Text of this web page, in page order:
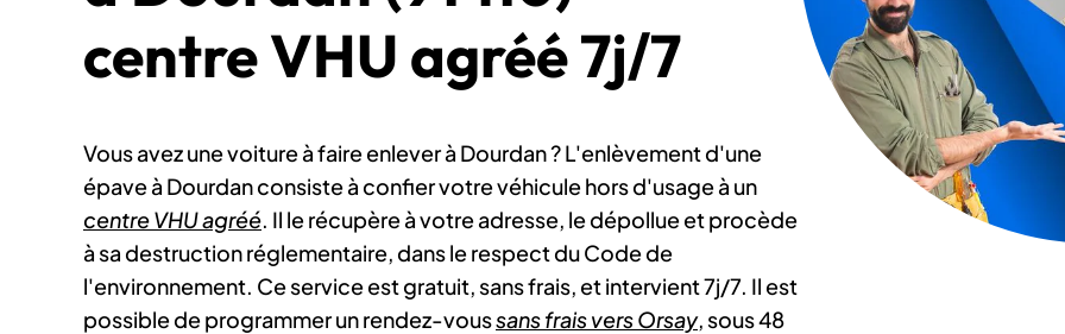
centre VHU agréé 7j/7
Vous avez une voiture à faire enlever à Dourdan ? L'enlèvement d'une
épave à Dourdan consiste à confier votre véhicule hors d'usage à un
centre VHU agréé. Il le récupère à votre adresse, le dépollue et procède
à sa destruction réglementaire, dans le respect du Code de
l'environnement. Ce service est gratuit, sans frais, et intervient 7j/7. Il est
possible de programmer un rendez-voussans frais vers Orsay, sous 48